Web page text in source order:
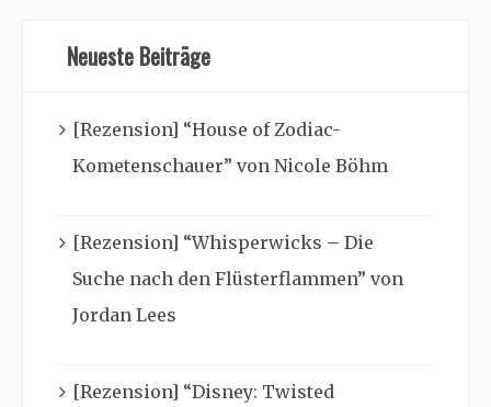
Neueste Beiträge
[Rezension] “House of Zodiac-
Kometenschauer” von Nicole Böhm
[Rezension] “Whisperwicks – Die
Suche nach den Flüsterflammen” von
Jordan Lees
[Rezension] “Disney: Twisted